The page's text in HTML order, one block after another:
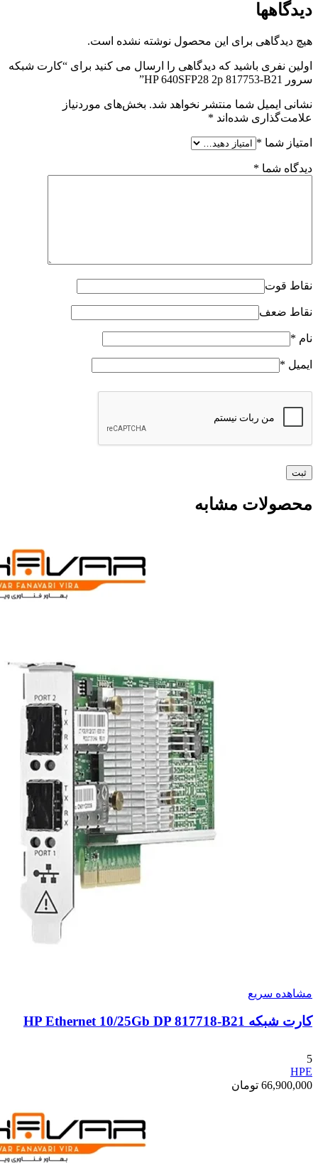
دیدگاهها
هیچ دیدگاهی برای این محصول نوشته نشده است.
اولین نفری باشید که دیدگاهی را ارسال می کنید برای “کارت شبکه
سرور HP 640SFP28 2p 817753-B21”
نشانی ایمیل شما منتشر نخواهد شد. بخش‌های موردنیاز
علامت‌گذاری شده‌اند *
امتیاز شما *
دیدگاه شما *
نقاط قوت
نقاط ضعف
نام *
ایمیل *
محصولات مشابه
مشاهده سریع
کارت شبکه HP Ethernet 10/25Gb DP 817718-B21
5
HPE
66,900,000 تومان